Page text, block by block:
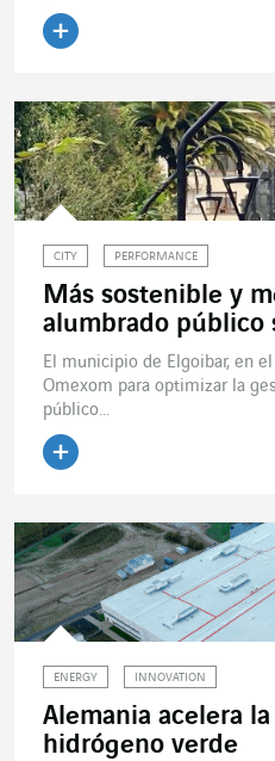
CITY PERFORMANCE
Más sostenible y
alumbrado público
El municipio de Elgoibar, en
Omexom para optimizar la
público...
ENERGY INNOVATION
Alemania acelera
hidrógeno verde